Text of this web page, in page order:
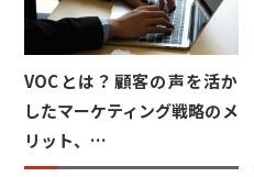
VOCとは？顧客の声を活か
したマーケティング戦略のメ
リット、…